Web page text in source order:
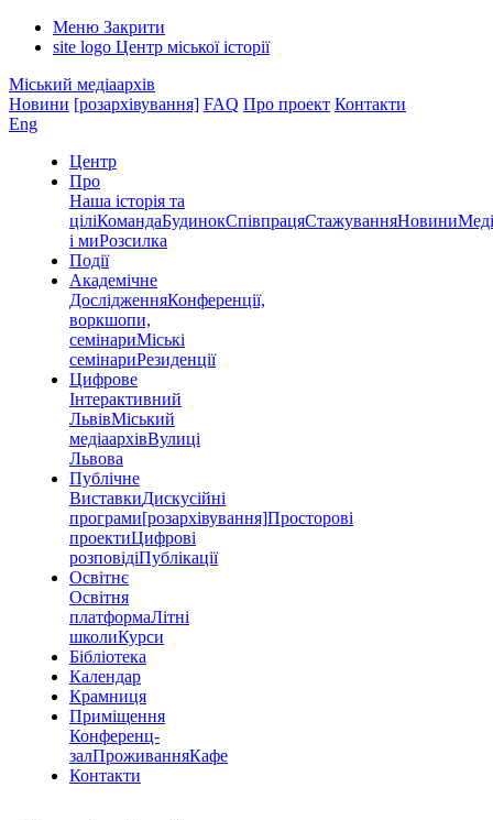
Меню Закрити
site logo Центр міської історії
Міський медіаархів
Новини [розархівування] FAQ Про проект Контакти
Eng
Центр
Про
Наша історія та
ціліКомандаБудинокСпівпрацяСтажуванняНовини
і миРозсилка
Події
Академічне
ДослідженняКонференції,
воркшопи,
семінариМіські
семінариРезиденції
Цифрове
Інтерактивний
ЛьвівМіський
медіаархівВулиці
Львова
Публічне
ВиставкиДискусійні
програми[розархівування]Просторові
проектиЦифрові
розповідіПублікації
Освітнє
Освітня
платформаЛітні
школиКурси
Бібліотека
Календар
Крамниця
Приміщення
Конференц-
залПроживанняКафе
Контакти